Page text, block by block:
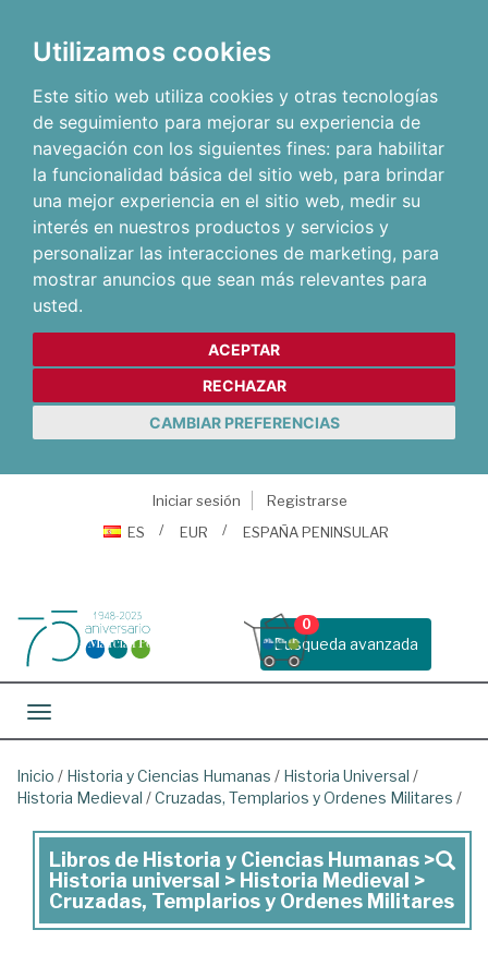
Utilizamos cookies
Este sitio web utiliza cookies y otras tecnologías
de seguimiento para mejorar su experiencia de
navegación con los siguientes fines: para habilitar
la funcionalidad básica del sitio web, para brindar
una mejor experiencia en el sitio web, medir su
interés en nuestros productos y servicios y
personalizar las interacciones de marketing, para
mostrar anuncios que sean más relevantes para
usted.
ACEPTAR
RECHAZAR
CAMBIAR PREFERENCIAS
Iniciar sesión
Registrarse
ES
EUR ESPAÑA PENINSULAR
Busqueda avanzada
0
Toggle navigation
Inicio / Historia y Ciencias Humanas / Historia Universal /
Historia Medieval /Cruzadas, Templarios y Ordenes Militares /
Libros
de
Historia
Libros de Historia y Ciencias Humanas >
Historia universal > Historia Medieval >
Cruzadas, Templarios y Ordenes Militares